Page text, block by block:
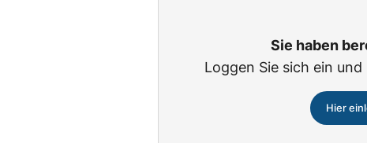
Sie haben
Loggen Sie sich ein
Hier